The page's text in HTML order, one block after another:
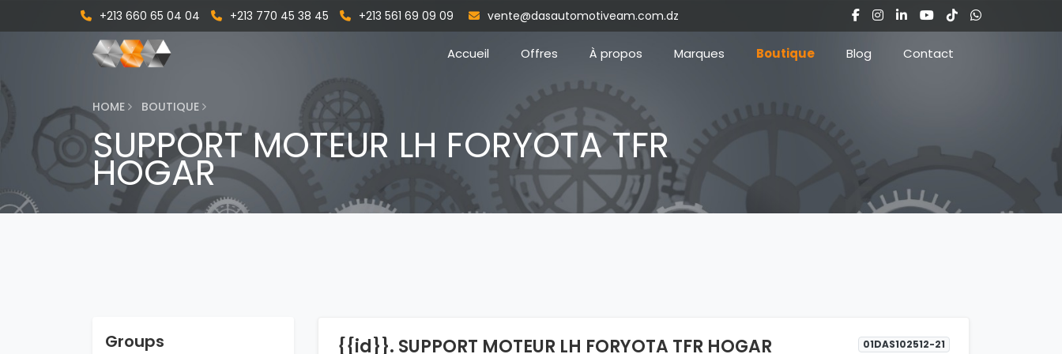
+213 660 65 04 04 +213 770 45 38 45 +213 561 69 09 09 vente@dasautomotiveam.com.dz
Accueil Offres À propos Marques Boutique Blog Contact
HOME BOUTIQUE
SUPPORT MOTEUR LH FORYOTA TFR
HOGAR
Groups {{id}}. SUPPORT MOTEUR LH FORYOTA TFR HOGAR 01DAS102512-21